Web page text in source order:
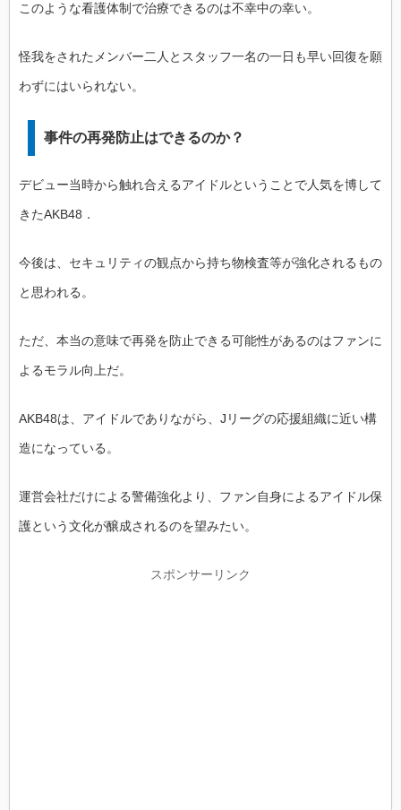
このような看護体制で治療できるのは不幸中の幸い。
怪我をされたメンバー二人とスタッフ一名の一日も早い回復を願
わずにはいられない。
事件の再発防止はできるのか？
デビュー当時から触れ合えるアイドルということで人気を博して
きたAKB48．
今後は、セキュリティの観点から持ち物検査等が強化されるもの
と思われる。
ただ、本当の意味で再発を防止できる可能性があるのはファンに
よるモラル向上だ。
AKB48は、アイドルでありながら、Jリーグの応援組織に近い構
造になっている。
運営会社だけによる警備強化より、ファン自身によるアイドル保
護という文化が醸成されるのを望みたい。
スポンサーリンク